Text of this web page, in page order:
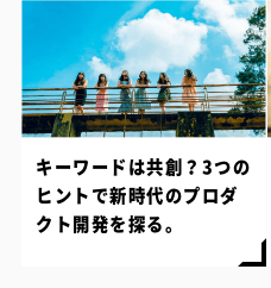
キーワードは共創？3つの
ヒントで新時代のプロダ
クト開発を探る。